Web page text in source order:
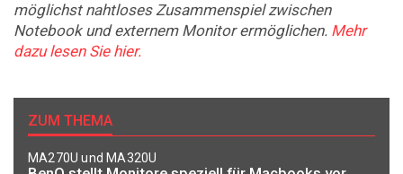
möglichst nahtloses Zusammenspiel zwischen
Notebook und externem Monitor ermöglichen. Mehr
dazu lesen Sie hier.
ZUM THEMA
MA270U und MA320U